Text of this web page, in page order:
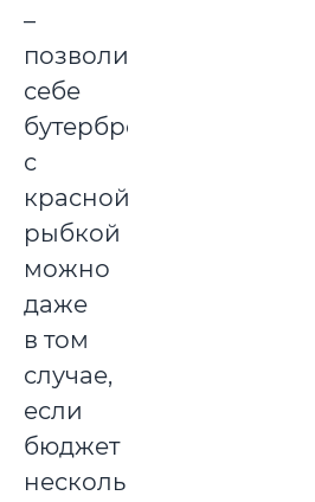
–
позволить
себе
бутерброды
с
красной
рыбкой
можно
даже
в том
случае,
если
бюджет
несколько